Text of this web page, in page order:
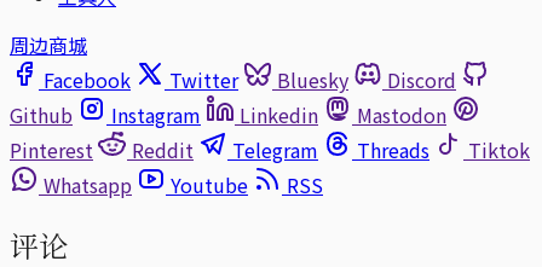
周边商城
Facebook
Twitter Bluesky
Discord
Github
Instagram Linkedin
Mastodon
Pinterest
Reddit Telegram Threads
Tiktok
Whatsapp
Youtube RSS
评论